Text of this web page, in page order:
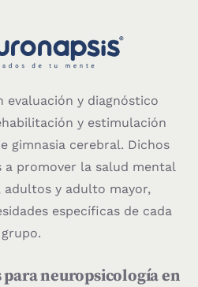
evaluación y diagnóstico
y estimulación
gimnasia cerebral. Dichos
a promover la salud mental
adultos y adulto mayor,
específicas de cada
grupo.
para neuropsicología en